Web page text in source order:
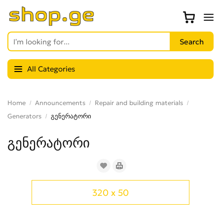
All Categories
Home Announcements
Repair and building materials
Generators
გენერატორი
გენერატორი
320 x 50